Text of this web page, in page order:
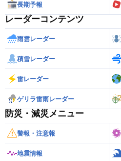
長期予報
レーダーコンテンツ
雨雲レーダー
積雪レーダー
雷レーダー
ゲリラ雷雨レーダー
防災・減災メニュー
警報・注意報
地震情報